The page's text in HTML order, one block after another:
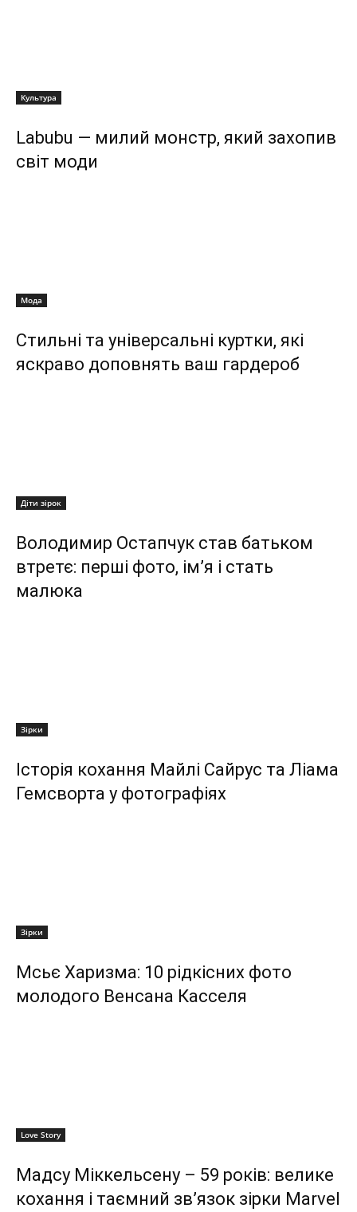
Культура
Labubu — милий монстр, який захопив
світ моди
Мода
Стильні та універсальні куртки, які
яскраво доповнять ваш гардероб
Діти зірок
Володимир Остапчук став батьком
втретє: перші фото, ім’я і стать
малюка
Зірки
Історія кохання Майлі Сайрус та Ліама
Гемсворта у фотографіях
Зірки
Мсьє Харизма: 10 рідкісних фото
молодого Венсана Касселя
Love Story
Мадсу Міккельсену – 59 років: велике
кохання і таємний зв’язок зірки Marvel